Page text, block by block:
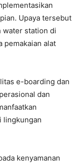
Upaya tersebut
water station di
pemakaian alat
e-boarding dan
dan
lingkungan
kenyamanan